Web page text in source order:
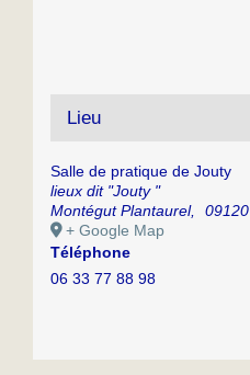
Lieu
Salle de pratique de Jouty
lieux dit "Jouty "
Montégut Plantaurel, 09120
+ Google Map
Téléphone
06 33 77 88 98